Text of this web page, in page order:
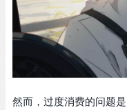
然而，过度消费的问题